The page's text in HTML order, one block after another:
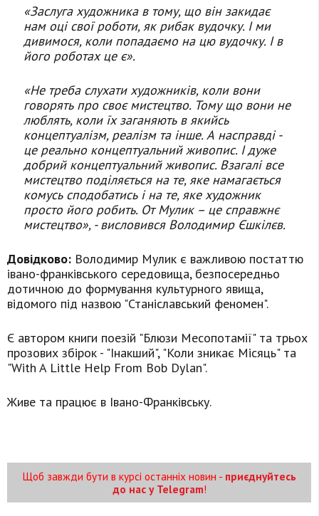
«Заслуга художника в тому, що він закидає
нам оці свої роботи, як рибак вудочку. І ми
дивимося, коли попадаємо на цю вудочку. І в
його роботах це є».
«Не треба слухати художників, коли вони
говорять про своє мистецтво. Тому що вони не
люблять, коли їх заганяють в якийсь
концептуалізм, реалізм та інше. А насправді -
це реально концептуальний живопис. І дуже
добрий концептуальний живопис. Взагалі все
мистецтво поділяється на те, яке намагається
комусь сподобатись і на те, яке художник
просто його робить. От Мулик – це справжнє
мистецтво», - висловився Володимир Єшкілєв.
Довідково: Володимир Мулик є важливою постаттю
івано-франківського середовища, безпосередньо
дотичною до формування культурного явища,
відомого під назвою "Станіславський феномен".
Є автором книги поезій "Блюзи Месопотамії" та трьох
прозових збірок - "Інакший", "Коли зникає Місяць" та
"With A Little Help From Bob Dylan".
Живе та працює в Івано-Франківську.
Щоб завжди бути в курсі останніх новин - приєднуйтесь
до нас у Telegram!